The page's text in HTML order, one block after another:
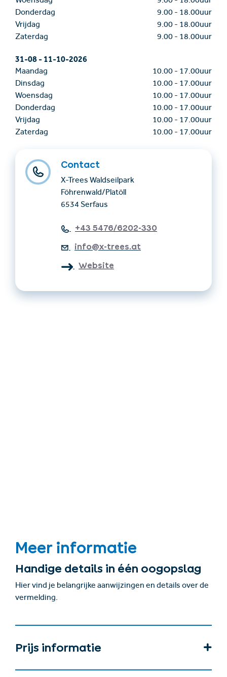
Donderdag
9.00 - 18.00uur
Vrijdag
9.00 - 18.00uur
Zaterdag
9.00 - 18.00uur
31-08-11-10-2026
Maandag 10.00 - 17.00uur
Dinsdag
10.00 - 17.00uur
Woensdag
10.00 - 17.00uur
Donderdag
10.00 - 17.00uur
Vrijdag
10.00 - 17.00uur
Zaterdag
10.00 - 17.00uur
Contact
X-Trees Waldseilpark
Föhrenwald/Platöll
6534 Serfaus
+43 5476/6202-330
info@x-trees.at
Website
Meer informatie
Handige details in één oogopslag
Hier vind je belangrijke aanwijzingen en details over de
vermelding.
Prijs informatie